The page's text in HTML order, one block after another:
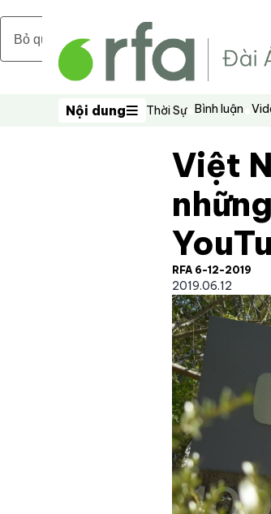
Bỏ qua nội dung chính
Nội dung
Nội dung Thời Sự Bình luận
Việt
RFA 6-12-2019
2019.06.12